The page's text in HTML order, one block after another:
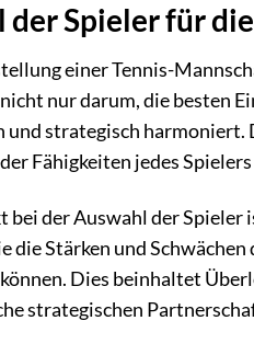
der Spieler für
einer Tennis-
nur darum, die besten
und strategisch
Fähigkeiten jedes
bei der Auswahl der
die Stärken und
Dies beinhaltet
strategischen